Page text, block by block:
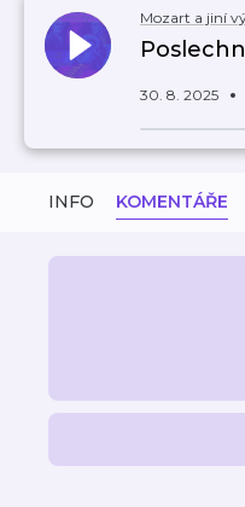
Mozart a jiní
30. 8. 2025
INFO KOMENTÁŘE